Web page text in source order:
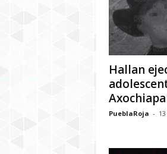
Hallan
PueblaRoja -